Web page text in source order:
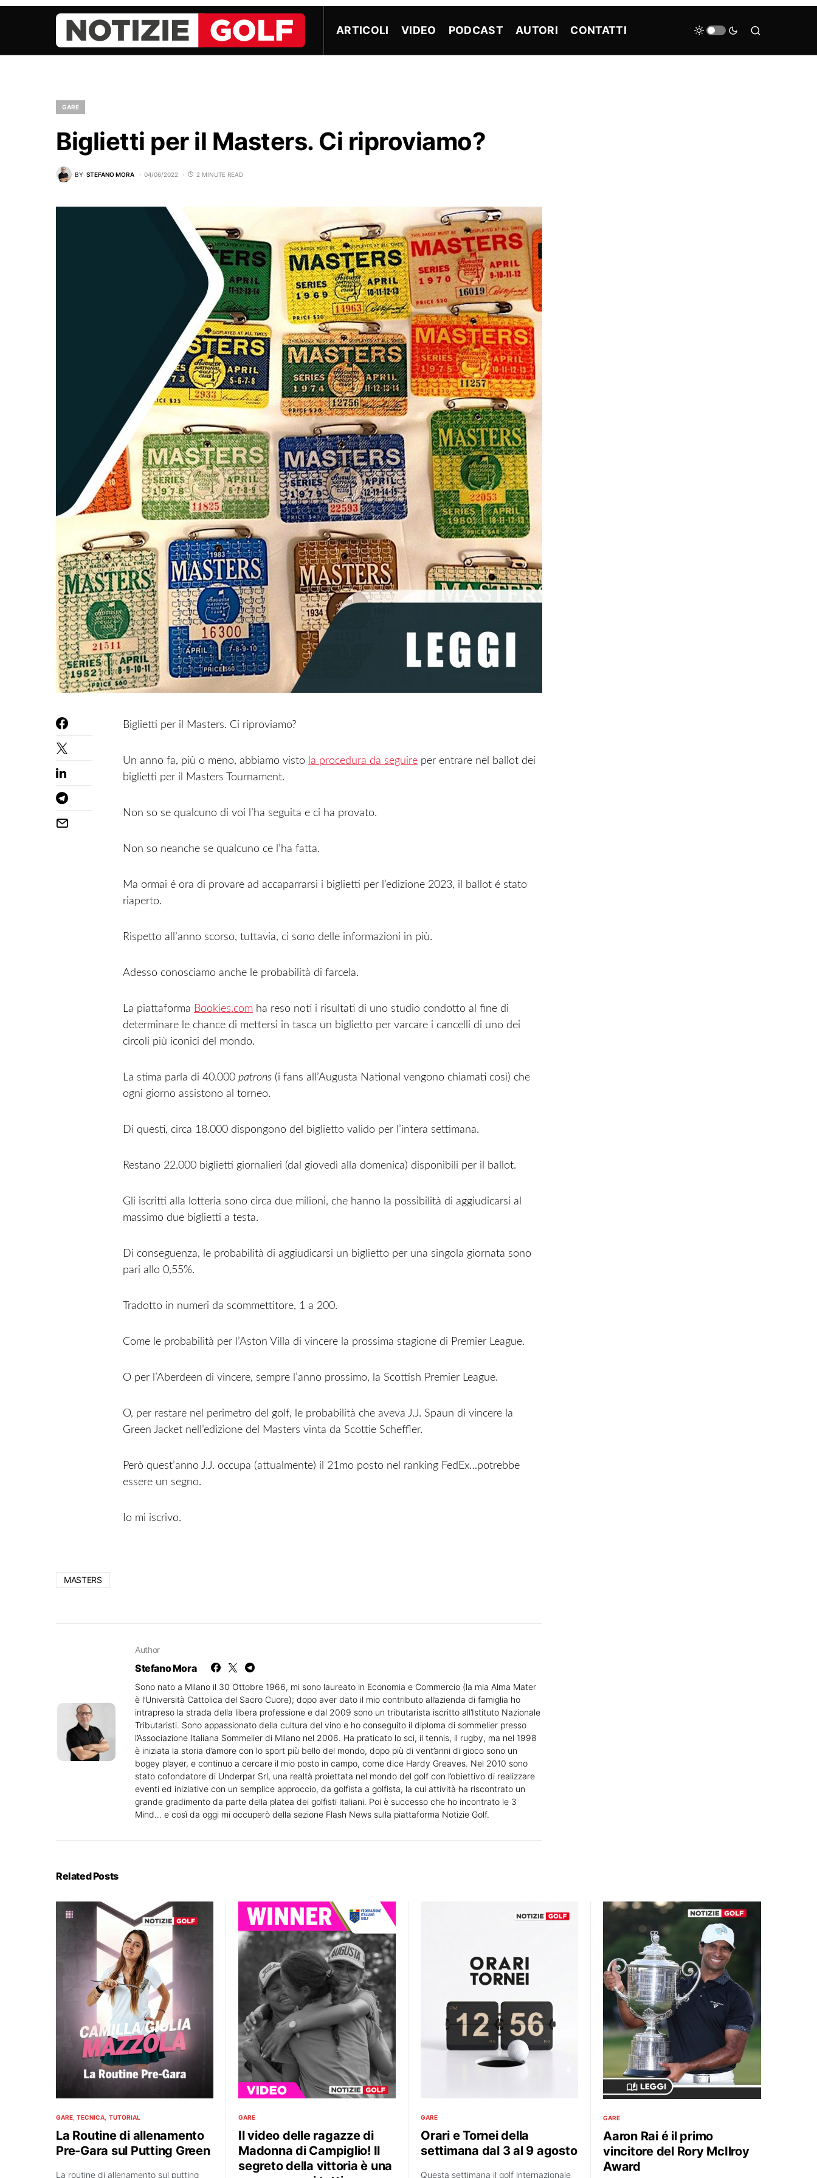
ARTICOLI VIDEO PODCAST AUTORI CONTATTI
GARE
Biglietti per il Masters. Ci riproviamo?
BY STEFANO MORA 04/06/2022 2 MINUTE READ
Biglietti per il Masters. Ci riproviamo?
Un anno fa, più o meno, abbiamo visto la procedura da seguire per entrare nel ballot dei
biglietti per il Masters Tournament.
Non so se qualcuno di voi l’ha seguita e ci ha provato.
Non so neanche se qualcuno ce l’ha fatta.
Ma ormai é ora di provare ad accaparrarsi i biglietti per l’edizione 2023, il ballot é stato
riaperto.
Rispetto all’anno scorso, tuttavia, ci sono delle informazioni in più.
Adesso conosciamo anche le probabilità di farcela.
La piattaforma Bookies.com ha reso noti i risultati di uno studio condotto al fine di
determinare le chance di mettersi in tasca un biglietto per varcare i cancelli di uno dei
circoli più iconici del mondo.
La stima parla di 40.000 patrons (i fans all’Augusta National vengono chiamati così) che
ogni giorno assistono al torneo.
Di questi, circa 18.000 dispongono del biglietto valido per l’intera settimana.
Restano 22.000 biglietti giornalieri (dal giovedì alla domenica) disponibili per il ballot.
Gli iscritti alla lotteria sono circa due milioni, che hanno la possibilità di aggiudicarsi al
massimo due biglietti a testa.
Di conseguenza, le probabilità di aggiudicarsi un biglietto per una singola giornata sono
pari allo 0,55%.
Tradotto in numeri da scommettitore, 1 a 200.
Come le probabilità per l’Aston Villa di vincere la prossima stagione di Premier League.
O per l’Aberdeen di vincere, sempre l’anno prossimo, la Scottish Premier League.
O, per restare nel perimetro del golf, le probabilità che aveva J.J. Spaun di vincere la
Green Jacket nell’edizione del Masters vinta da Scottie Scheffler.
Però quest’anno J.J. occupa (attualmente) il 21mo posto nel ranking FedEx…potrebbe
essere un segno.
Io mi iscrivo.
MASTERS
Author
Stefano Mora
Sono nato a Milano il 30 Ottobre 1966, mi sono laureato in Economia e Commercio (la mia Alma Mater
è l’Università Cattolica del Sacro Cuore); dopo aver dato il mio contributo all’azienda di famiglia ho
intrapreso la strada della libera professione e dal 2009 sono un tributarista iscritto all’Istituto Nazionale
Tributaristi. Sono appassionato della cultura del vino e ho conseguito il diploma di sommelier presso
l’Associazione Italiana Sommelier di Milano nel 2006. Ha praticato lo sci, il tennis, il rugby, ma nel 1998
è iniziata la storia d’amore con lo sport più bello del mondo, dopo più di vent’anni di gioco sono un
bogey player, e continuo a cercare il mio posto in campo, come dice Hardy Greaves. Nel 2010 sono
stato cofondatore di Underpar Srl, una realtà proiettata nel mondo del golf con l’obiettivo di realizzare
eventi ed iniziative con un semplice approccio, da golfista a golfista, la cui attività ha riscontrato un
grande gradimento da parte della platea dei golfisti italiani. Poi è successo che ho incontrato le 3
Mind… e così da oggi mi occuperò della sezione Flash News sulla piattaforma Notizie Golf.
Related Posts
GARE TECNICA TUTORIAL
La Routine di allenamento
Pre-Gara sul Putting Green
La routine di allenamento sul putting
GARE
Il video delle ragazze di
Madonna di Campiglio! Il
segreto della vittoria è una
GARE
Orari e Tornei della
settimana dal 3 al 9 agosto
Questa settimana il golf internazionale
GARE
Aaron Rai é il primo
vincitore del Rory McIlroy
Award